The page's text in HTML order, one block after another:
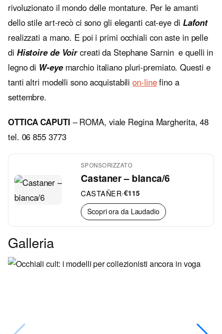
rivoluzionato il mondo delle montature. Per le amanti
dello stile art-recò ci sono gli eleganti cat-eye di Lafont
realizzati a mano. E poi i primi occhiali con aste in pelle
di Histoire de Voircreati da Stephane Sarnin e quelli in
legno di W-eyemarchio italiano pluri-premiato. Questi e
tanti altri modelli sono acquistabilion-linefino a
settembre.
OTTICA CAPUTI – ROMA, viale Regina Margherita, 48
tel. 06 855 3773
SPONSORIZZATO
Castaner – bianca/6
CASTAÑER•€115
Scopri ora da Laudadio
Galleria